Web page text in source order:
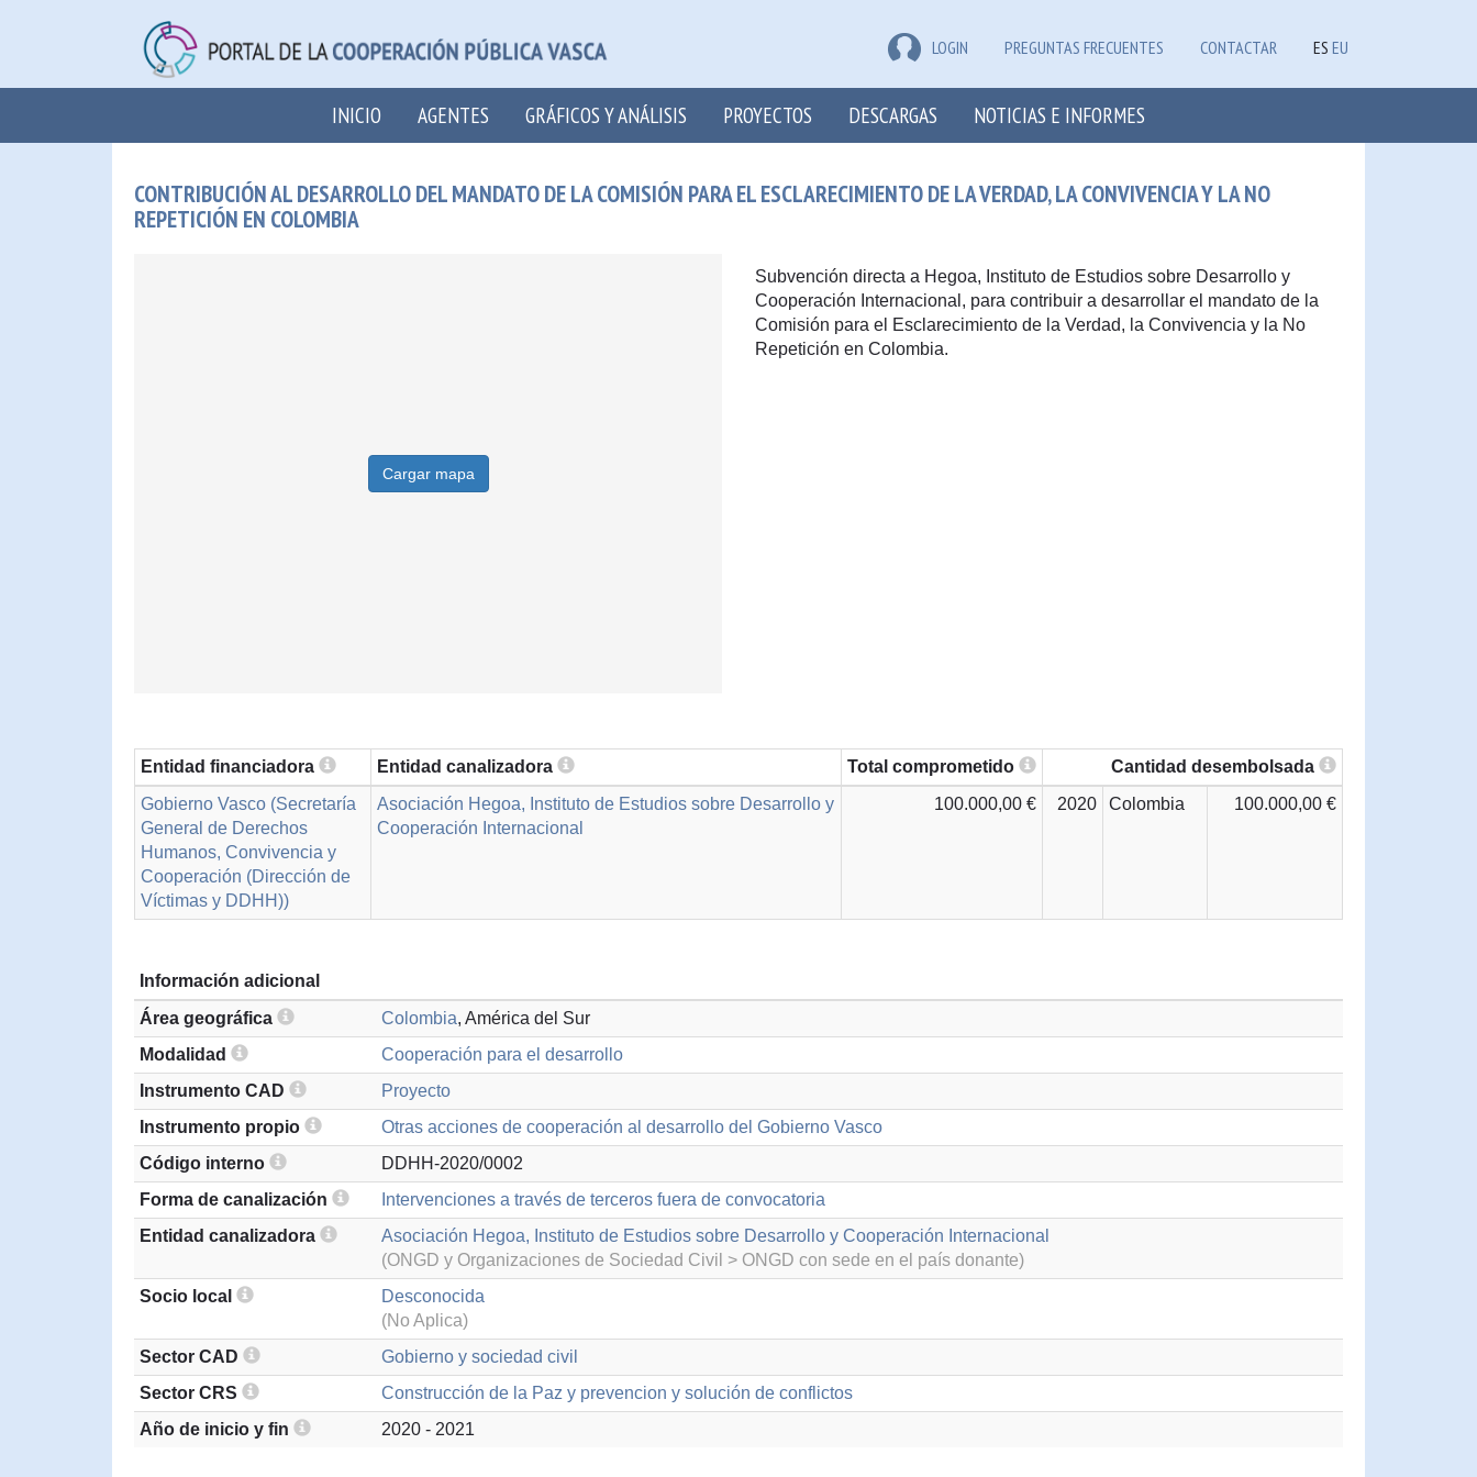
LOGIN PREGUNTAS FRECUENTES CONTACTAR ES EU
INICIO AGENTES GRÁFICOS Y ANÁLISIS PROYECTOS DESCARGAS NOTICIAS E INFORMES
CONTRIBUCIÓN AL DESARROLLO DEL MANDATO DE LA COMISIÓN PARA EL ESCLARECIMIENTO DE LA VERDAD, LA CONVIVENCIA Y LA NO
REPETICIÓN EN COLOMBIA
Cargar mapa
Subvención directa a Hegoa, Instituto de Estudios sobre Desarrollo y
Cooperación Internacional, para contribuir a desarrollar el mandato de la
Comisión para el Esclarecimiento de la Verdad, la Convivencia y la No
Repetición en Colombia.
Entidad financiadora Entidad canalizadora Total comprometido
Cantidad desembolsada
Gobierno Vasco (Secretaría
General de Derechos
Humanos, Convivencia y
Cooperación (Dirección de
Víctimas y DDHH))
Asociación Hegoa, Instituto de Estudios sobre Desarrollo y
Cooperación Internacional
100.000,00 € 2020 Colombia 100.000,00 €
Información adicional
Área geográfica
Colombia, América del Sur
Modalidad
Cooperación para el desarrollo
Instrumento CAD
Proyecto
Instrumento propio
Otras acciones de cooperación al desarrollo del Gobierno Vasco
Código interno
DDHH-2020/0002
Forma de canalización
Intervenciones a través de terceros fuera de convocatoria
Entidad canalizadora
Asociación Hegoa, Instituto de Estudios sobre Desarrollo y Cooperación Internacional
(ONGD y Organizaciones de Sociedad Civil > ONGD con sede en el país donante)
Socio local
Desconocida
(No Aplica)
Sector CAD
Gobierno y sociedad civil
Sector CRS
Construcción de la Paz y prevencion y solución de conflictos
Año de inicio y fin
2020 - 2021